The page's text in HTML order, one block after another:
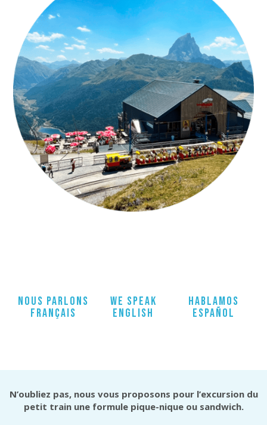
NOUS PARLONS
FRANÇAIS
WE SPEAK
ENGLISH
HABLAMOS
ESPAÑOL
N’oubliez pas, nous vous proposons pour l’excursion du
petit train une formule pique-nique ou sandwich.